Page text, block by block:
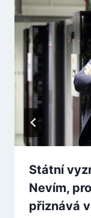
Státní
Nevím,
přiznává